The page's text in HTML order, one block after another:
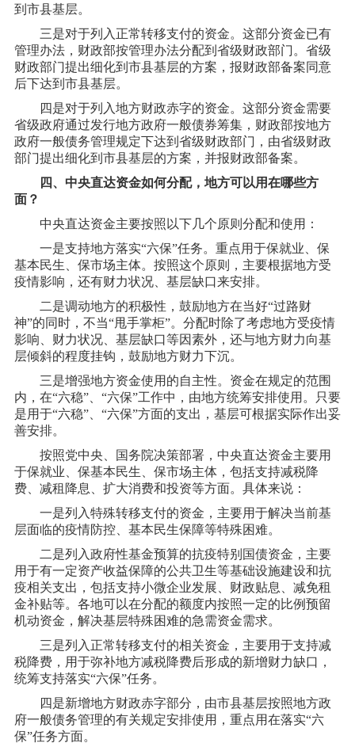
到市县基层。
三是对于列入正常转移支付的资金。这部分资金已有
管理办法，财政部按管理办法分配到省级财政部门。省级
财政部门提出细化到市县基层的方案，报财政部备案同意
后下达到市县基层。
四是对于列入地方财政赤字的资金。这部分资金需要
省级政府通过发行地方政府一般债券筹集，财政部按地方
政府一般债务管理规定下达到省级财政部门，由省级财政
部门提出细化到市县基层的方案，并报财政部备案。
四、中央直达资金如何分配，地方可以用在哪些方
面？
中央直达资金主要按照以下几个原则分配和使用：
一是支持地方落实“六保”任务。重点用于保就业、保
基本民生、保市场主体。按照这个原则，主要根据地方受
疫情影响，还有财力状况、基层缺口来安排。
二是调动地方的积极性，鼓励地方在当好“过路财
神”的同时，不当“甩手掌柜”。分配时除了考虑地方受疫情
影响、财力状况、基层缺口等因素外，还与地方财力向基
层倾斜的程度挂钩，鼓励地方财力下沉。
三是增强地方资金使用的自主性。资金在规定的范围
内，在“六稳”、“六保”工作中，由地方统筹安排使用。只要
是用于“六稳”、“六保”方面的支出，基层可根据实际作出妥
善安排。
按照党中央、国务院决策部署，中央直达资金主要用
于保就业、保基本民生、保市场主体，包括支持减税降
费、减租降息、扩大消费和投资等方面。具体来说：
一是列入特殊转移支付的资金，主要用于解决当前基
层面临的疫情防控、基本民生保障等特殊困难。
二是列入政府性基金预算的抗疫特别国债资金，主要
用于有一定资产收益保障的公共卫生等基础设施建设和抗
疫相关支出，包括支持小微企业发展、财政贴息、减免租
金补贴等。各地可以在分配的额度内按照一定的比例预留
机动资金，解决基层特殊困难的急需资金需求。
三是列入正常转移支付的相关资金，主要用于支持减
税降费，用于弥补地方减税降费后形成的新增财力缺口，
统筹支持落实“六保”任务。
四是新增地方财政赤字部分，由市县基层按照地方政
府一般债务管理的有关规定安排使用，重点用在落实“六
保”任务方面。